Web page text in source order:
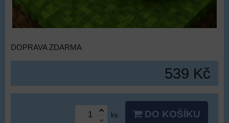
DOPRAVA ZDARMA
539 Kč
ks DO KOŠÍKU